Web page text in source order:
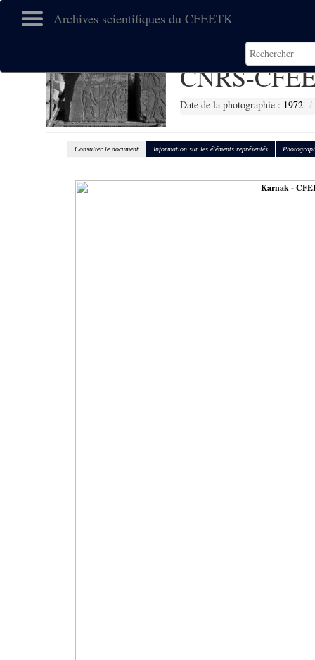
Archives scientifiques du CFEETK
CNRS-
Date de la photographie : 1972
Consulter le document Information sur les éléments représentés